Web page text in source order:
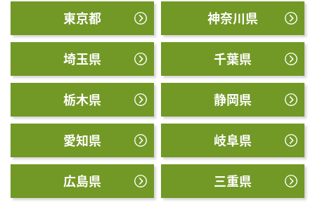
東京都 神奈川県
埼玉県 千葉県
栃木県 静岡県
愛知県 岐阜県
広島県 三重県